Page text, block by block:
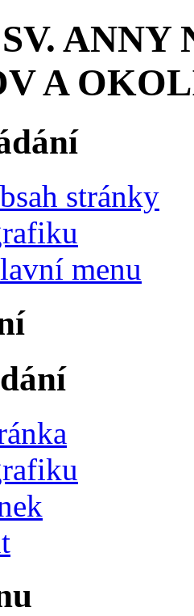
ANNY
A
stránky
menu